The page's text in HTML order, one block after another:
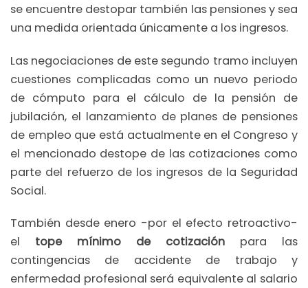
se encuentre destopar también las pensiones y sea
una medida orientada únicamente a los ingresos.
Las negociaciones de este segundo tramo incluyen
cuestiones complicadas como un nuevo periodo
de cómputo para el cálculo de la pensión de
jubilación, el lanzamiento de planes de pensiones
de empleo que está actualmente en el Congreso y
el mencionado destope de las cotizaciones como
parte del refuerzo de los ingresos de la Seguridad
Social.
También desde enero -por el efecto retroactivo-
el tope mínimo de cotización para las
contingencias de accidente de trabajo y
enfermedad profesional será equivalente al salario